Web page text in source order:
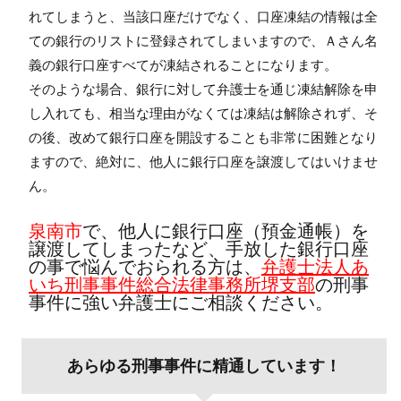
れてしまうと、当該口座だけでなく、口座凍結の情報は全
ての銀行のリストに登録されてしまいますので、Ａさん名
義の銀行口座すべてが凍結されることになります。
そのような場合、銀行に対して弁護士を通じ凍結解除を申
し入れても、相当な理由がなくては凍結は解除されず、そ
の後、改めて銀行口座を開設することも非常に困難となり
ますので、絶対に、他人に銀行口座を譲渡してはいけませ
ん。
泉南市で、他人に銀行口座（預金通帳）を
譲渡してしまったなど、手放した銀行口座
の事で悩んでおられる方は、 弁護士法人あ
いち刑事事件総合法律事務所堺支部の刑事
事件に強い弁護士にご相談ください。
あらゆる刑事事件に精通しています！